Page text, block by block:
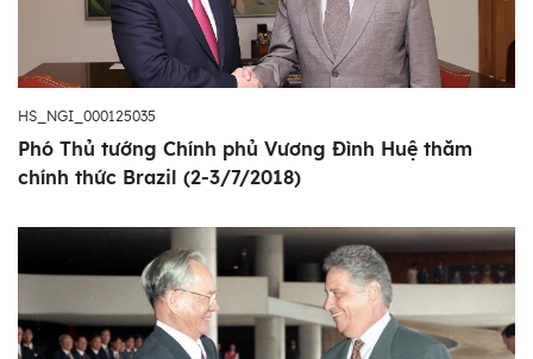
HS_NGI_000125035
Phó Thủ tướng Chính phủ Vương Đình Huệ thăm
chính thức Brazil (2-3/7/2018)